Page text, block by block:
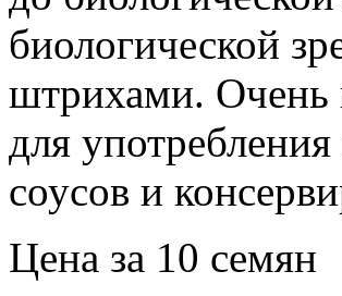
биологической
штрихами. Очень
для
соусов и
Цена за 10 семян